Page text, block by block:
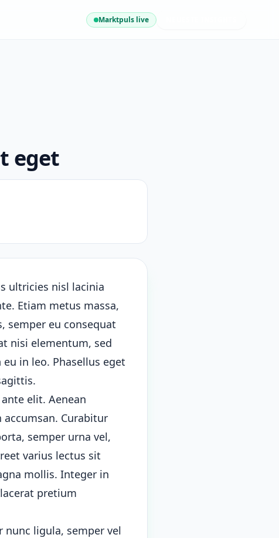
Marktpuls live
eget
ultricies nisl lacinia
Etiam metus massa,
semper eu consequat
nisi elementum, sed
in leo. Phasellus eget
elit. Aenean
Curabitur
semper urna vel,
varius lectus sit
mollis. Integer in
pretium
ligula, semper vel